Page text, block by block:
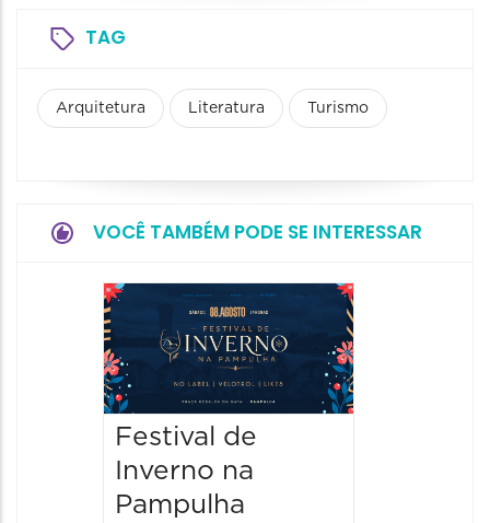
TAG
Arquitetura Literatura Turismo
VOCÊ TAMBÉM PODE SE INTERESSAR
Festival de
Inverno na
Pampulha